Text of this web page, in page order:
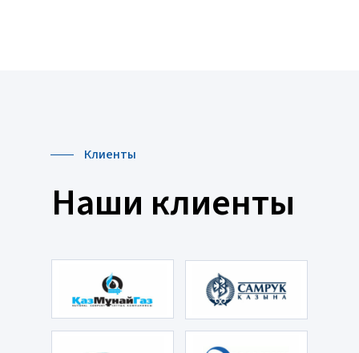
Наши клиенты
Клиенты